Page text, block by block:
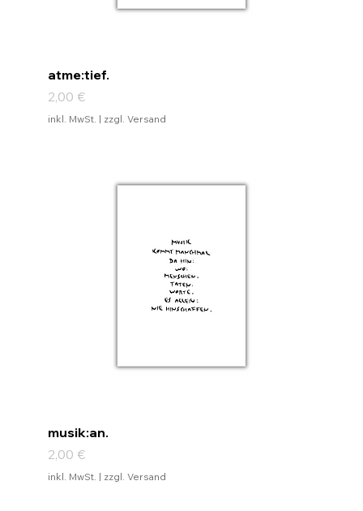
atme:tief.
Preis
2,00 €
inkl. MwSt. | zzgl. Versand
musik:an.
Preis
2,00 €
inkl. MwSt. | zzgl. Versand